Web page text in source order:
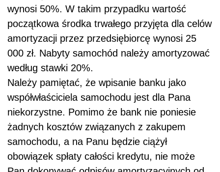
samochodu, a na Panu będzie ciążył
obowiązek spłaty całości kredytu, nie może
Pan dokonywać odpisów amortyzacyjnych od
całej ceny nabycia.
Odsetki od kredytu. Rozliczenie odsetek od
kredytu zależy od momentu, w którym są one
naliczone i zapłacone. Odsetki od kredytu
naliczone i zapłacone do dnia przekazania
samochodu do używania powinien Pan wliczyć
do wartości początkowej samochodu. Odsetki
zapłacone po przekazaniu samochodu do